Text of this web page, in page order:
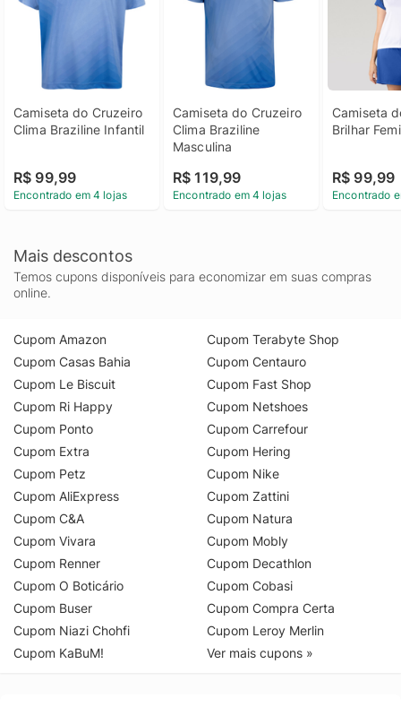
Camiseta do Cruzeiro
Clima Braziline Infantil
R$ 99,99
Encontrado em 4 lojas
Camiseta do Cruzeiro
Clima Braziline
Masculina
R$ 119,99
Encontrado em 4 lojas
Camiseta
Brilhar
R$ 99,99
Encontrado
Mais descontos
Temos cupons disponíveis para economizar em suas compras
online.
Cupom Amazon
Cupom Casas Bahia
Cupom Le Biscuit
Cupom Ri Happy
Cupom Ponto
Cupom Extra
Cupom Petz
Cupom AliExpress
Cupom C&A
Cupom Vivara
Cupom Renner
Cupom O Boticário
Cupom Buser
Cupom Niazi Chohfi
Cupom KaBuM!
Cupom Terabyte Shop
Cupom Centauro
Cupom Fast Shop
Cupom Netshoes
Cupom Carrefour
Cupom Hering
Cupom Nike
Cupom Zattini
Cupom Natura
Cupom Mobly
Cupom Decathlon
Cupom Cobasi
Cupom Compra Certa
Cupom Leroy Merlin
Ver mais cupons »